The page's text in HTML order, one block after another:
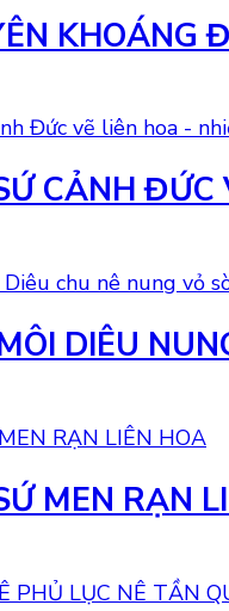
KHOÁNG
CẢNH ĐỨC
DIÊU
MEN RẠN